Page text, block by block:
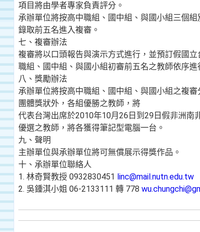
項目將由學者專家負責評分。
承辦單位將按高中職組、國中組、與國小組三個
錄取前五名進入複審。
七、複審辦法
複審將以口頭報告與演示方式進行，並預訂假國
職組、國中組、與國小組初審前五名之教師依序
八、獎勵辦法
承辦單位將按高中職組、國中組、與國小組之複
團體獎狀外，各組優勝之教師，將
代表台灣出席於2010年10月26日到29日假非洲南
優選之教師，將各獲得筆記型電腦一台。
九、聲明
主辦單位與承辦單位將可無償展示得獎作品。
十、承辦單位聯絡人
1. 林奇賢教授 0932830451 linc@mail.nutn.edu.tw
2. 吳鍾淇小姐 06-2133111 轉 778